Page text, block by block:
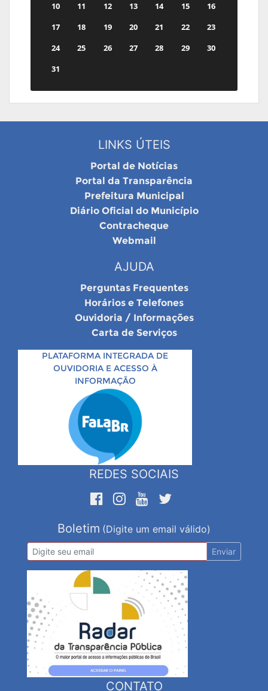
10
11 12 13 14 15
16
17
18 19 20 21 22
23
24
25 26 27 28 29
30
31
LINKS ÚTEIS
Portal de Notícias
Portal da Transparência
Prefeitura Municipal
Diário Oficial do Município
Contracheque
Webmail
AJUDA
Perguntas Frequentes
Horários e Telefones
Ouvidoria / Informações
Carta de Serviços
PLATAFORMA INTEGRADA DE
OUVIDORIA E ACESSO À
INFORMAÇÃO
REDES SOCIAIS
Boletim (Digite um email válido)
Enviar
CONTATO